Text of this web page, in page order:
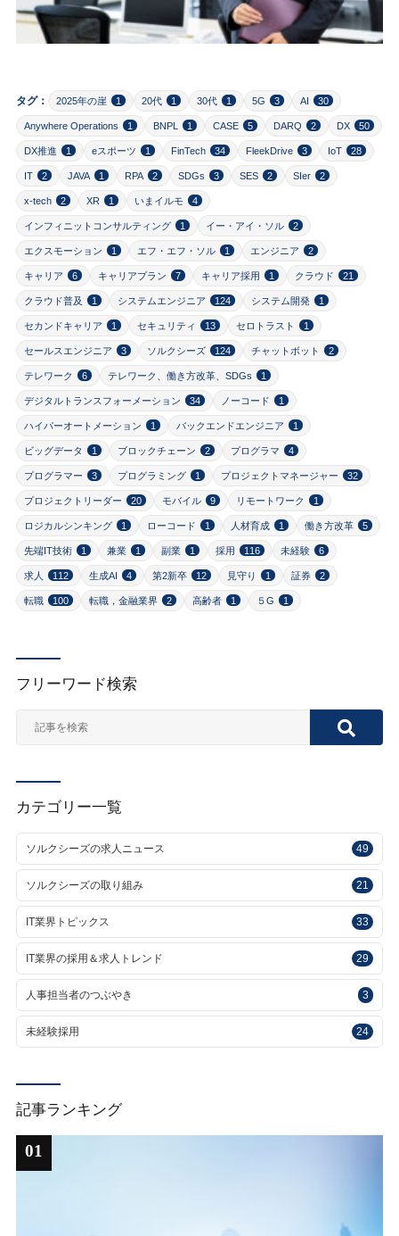
タグ： 2025年の崖 1 20代 1 30代 1 5G 3 AI 30
Anywhere Operations 1 BNPL 1 CASE 5 DARQ 2 DX 50
DX推進 1 eスポーツ 1 FinTech 34 FleekDrive 3 IoT 28
IT 2 JAVA 1 RPA 2 SDGs 3 SES 2 SIer 2
x-tech 2 XR 1 いまイルモ 4
インフィニットコンサルティング 1 イー・アイ・ソル 2
エクスモーション 1 エフ・エフ・ソル 1 エンジニア 2
キャリア 6 キャリアプラン 7 キャリア採用 1 クラウド 21
クラウド普及 1 システムエンジニア 124 システム開発 1
セカンドキャリア 1 セキュリティ 13 セロトラスト 1
セールスエンジニア 3 ソルクシーズ 124 チャットボット 2
テレワーク 6 テレワーク、働き方改革、SDGs 1
デジタルトランスフォーメーション 34 ノーコード 1
ハイパーオートメーション 1 バックエンドエンジニア 1
ビッグデータ 1 ブロックチェーン 2 プログラマ 4
プログラマー 3 プログラミング 1 プロジェクトマネージャー 32
プロジェクトリーダー 20 モバイル 9 リモートワーク 1
ロジカルシンキング 1 ローコード 1 人材育成 1 働き方改革 5
先端IT技術 1 兼業 1 副業 1 採用 116 未経験 6
求人 112 生成AI 4 第2新卒 12 見守り 1 証券 2
転職 100 転職，金融業界 2 高齢者 1 ５G 1
フリーワード検索
カテゴリー一覧
ソルクシーズの求人ニュース 49
ソルクシーズの取り組み 21
IT業界トピックス 33
IT業界の採用＆求人トレンド 29
人事担当者のつぶやき 3
未経験採用 24
記事ランキング
01